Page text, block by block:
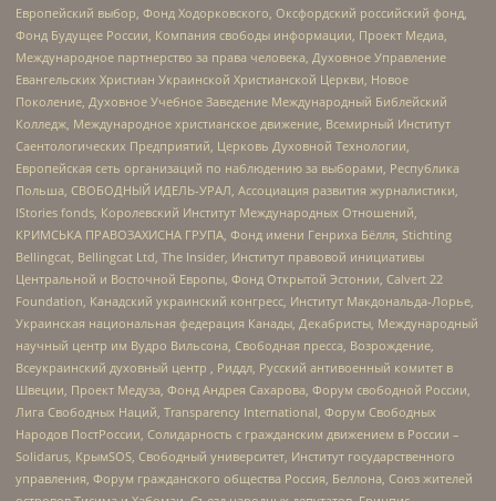
Европейский выбор, Фонд Ходорковского, Оксфордский российский фонд,
Фонд Будущее России, Компания свободы информации, Проект Медиа,
Международное партнерство за права человека, Духовное Управление
Евангельских Христиан Украинской Христианской Церкви, Новое
Поколение, Духовное Учебное Заведение Международный Библейский
Колледж, Международное христианское движение, Всемирный Институт
Саентологических Предприятий, Церковь Духовной Технологии,
Европейская сеть организаций по наблюдению за выборами, Республика
Польша, СВОБОДНЫЙ ИДЕЛЬ-УРАЛ, Ассоциация развития журналистики,
IStories fonds, Королевский Институт Международных Отношений,
КРИМСЬКА ПРАВОЗАХИСНА ГРУПА, Фонд имени Генриха Бёлля, Stichting
Bellingcat, Bellingcat Ltd, The Insider, Институт правовой инициативы
Центральной и Восточной Европы, Фонд Открытой Эстонии, Calvert 22
Foundation, Канадский украинский конгресс, Институт Макдональда-Лорье,
Украинская национальная федерация Канады, Декабристы, Международный
научный центр им Вудро Вильсона, Свободная пресса, Возрождение,
Всеукраинский духовный центр , Риддл, Русский антивоенный комитет в
Швеции, Проект Медуза, Фонд Андрея Сахарова, Форум свободной России,
Лига Свободных Наций, Transparеncy International, Форум Свободных
Народов ПостРоссии, Солидарность с гражданским движением в России –
Solidarus, КрымSOS, Свободный университет, Институт государственного
управления, Форум гражданского общества Россия, Беллона, Союз жителей